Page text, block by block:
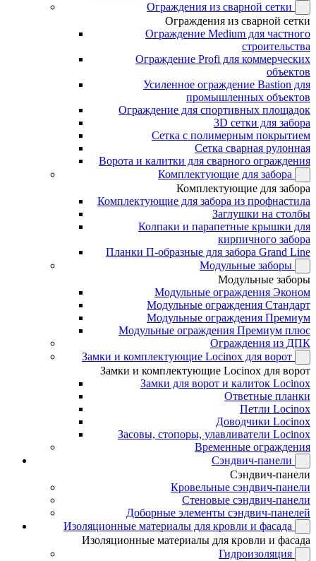
Ограждения из сварной сетки
Ограждения из сварной сетки
Ограждение Medium для частного
строительства
Ограждение Profi для коммерческих
объектов
Усиленное ограждение Bastion для
промышленных объектов
Ограждение для спортивных площадок
3D сетки для забора
Сетка с полимерным покрытием
Сетка сварная рулонная
Ворота и калитки для сварного ограждения
Комплектующие для забора
Комплектующие для забора
Комплектующие для забора из профнастила
Заглушки на столбы
Колпаки и парапетные крышки для
кирпичного забора
Планки П-образные для забора Grand Line
Модульные заборы
Модульные заборы
Модульные ограждения Эконом
Модульные ограждения Стандарт
Модульные ограждения Премиум
Модульные ограждения Премиум плюс
Ограждения из ДПК
Замки и комплектующие Locinox для ворот
Замки и комплектующие Locinox для ворот
Замки для ворот и калиток Locinox
Ответные планки
Петли Locinox
Доводчики Locinox
Засовы, стопоры, улавливатели Locinox
Временные ограждения
Сэндвич-панели
Сэндвич-панели
Кровельные сэндвич-панели
Стеновые сэндвич-панели
Доборные элементы сэндвич-панелей
Изоляционные материалы для кровли и фасада
Изоляционные материалы для кровли и фасада
Гидроизоляция